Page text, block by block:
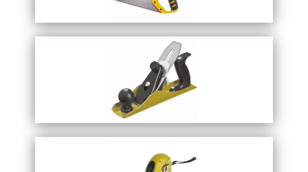
слесарный инструмент
Перейти в каталог
Запросить прайс
столярный инструмент
Перейти в каталог